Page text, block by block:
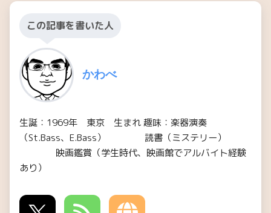
この記事を書いた人
かわべ
生誕：1969年 東京 生まれ 趣味：楽器演奏
（St.Bass、E.Bass） 読書（ミステリー）
映画鑑賞（学生時代、映画館でアルバイト経験
あり）